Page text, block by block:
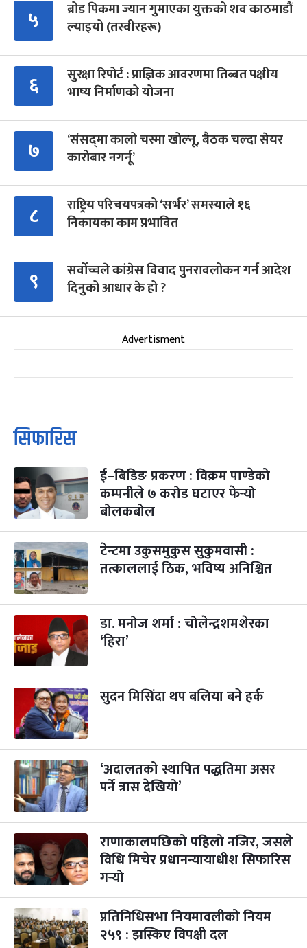
५
ब्रोड पिकमा ज्यान गुमाएका युक्तको शव काठमाडौं
ल्याइयो (तस्वीरहरू)
६
सुरक्षा रिपोर्ट : प्राज्ञिक आवरणमा तिब्बत पक्षीय
भाष्य निर्माणको योजना
७
‘संसद्‍मा कालो चस्मा खोल्नू, बैठक चल्दा सेयर
कारोबार नगर्नू’
८
राष्ट्रिय परिचयपत्रको ‘सर्भर’ समस्याले १६
निकायका काम प्रभावित
९
सर्वोच्चले कांग्रेस विवाद पुनरावलोकन गर्न आदेश
दिनुको आधार के हो ?
Advertisment
सिफारिस
ई–बिडिङ प्रकरण : विक्रम पाण्डेको
कम्पनीले ७ करोड घटाएर फेर्‍यो
बोलकबोल
टेन्टमा उकुसमुकुस सुकुमवासी :
तत्काललाई ठिक, भविष्य अनिश्चित
डा. मनोज शर्मा : चोलेन्द्रशमशेरका
‘हिरा’
सुदन मिसिंदा थप बलिया बने हर्क
‘अदालतको स्थापित पद्धतिमा असर
पर्ने त्रास देखियो’
राणाकालपछिको पहिलो नजिर, जसले
विधि मिचेर प्रधानन्यायाधीश सिफारिस
गर्‍यो
प्रतिनिधिसभा नियमावलीको नियम
२५९ : झस्किए विपक्षी दल